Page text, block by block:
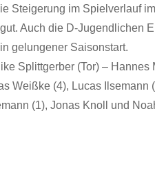
Steigerung im Spielverlauf
Auch die D-Jugendlichen
gelungener Saisonstart.
Splittgerber (Tor) – Hannes
Weißke (4), Lucas Ilsemann
(1), Jonas Knoll und